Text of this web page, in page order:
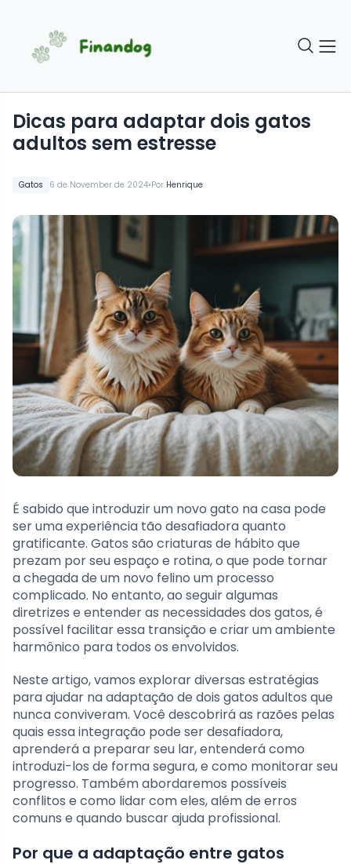
Gatos 6 de November de 2024•Por Henrique
Dicas para adaptar dois gatos
adultos sem estresse
É sabido que introduzir um novo gato na casa pode
ser uma experiência tão desafiadora quanto
gratificante. Gatos são criaturas de hábito que
prezam por seu espaço e rotina, o que pode tornar
a chegada de um novo felino um processo
complicado. No entanto, ao seguir algumas
diretrizes e entender as necessidades dos gatos, é
possível facilitar essa transição e criar um ambiente
harmônico para todos os envolvidos.
Neste artigo, vamos explorar diversas estratégias
para ajudar na adaptação de dois gatos adultos que
nunca conviveram. Você descobrirá as razões pelas
quais essa integração pode ser desafiadora,
aprenderá a preparar seu lar, entenderá como
introduzi-los de forma segura, e como monitorar seu
progresso. Também abordaremos possíveis
conflitos e como lidar com eles, além de erros
comuns e quando buscar ajuda profissional.
Por que a adaptação entre gatos